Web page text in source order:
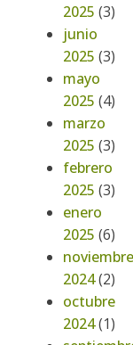
2025 (3)
junio
2025 (3)
mayo
2025 (4)
marzo
2025 (3)
febrero
2025 (3)
enero
2025 (6)
noviembre
2024(2)
octubre
2024(1)